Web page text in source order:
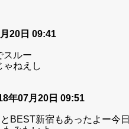
20日 09:41
スルー
ゃねえし
年07月20日 09:51
BEST新宿もあったよー今